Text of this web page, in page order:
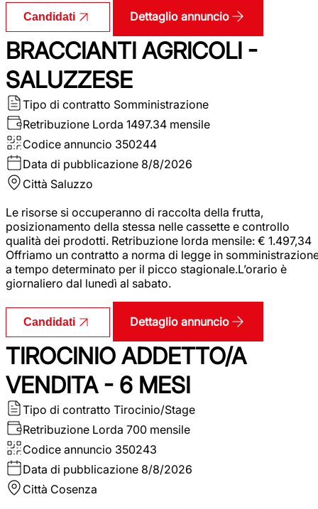
Candidati Dettaglio annuncio
BRACCIANTI AGRICOLI -
SALUZZESE
Tipo di contratto Somministrazione
Retribuzione Lorda 1497.34 mensile
Codice annuncio 350244
Data di pubblicazione 8/8/2026
Città Saluzzo
Le risorse si occuperanno di raccolta della frutta,
posizionamento della stessa nelle cassette e controllo
qualità dei prodotti. Retribuzione lorda mensile: € 1.497,34
Offriamo un contratto a norma di legge in
a tempo determinato per il picco stagionale.L’orario è
giornaliero dal lunedì al sabato.
Candidati Dettaglio annuncio
TIROCINIO ADDETTO/A
VENDITA - 6 MESI
Tipo di contratto Tirocinio/Stage
Retribuzione Lorda 700 mensile
Codice annuncio 350243
Data di pubblicazione 8/8/2026
Città Cosenza